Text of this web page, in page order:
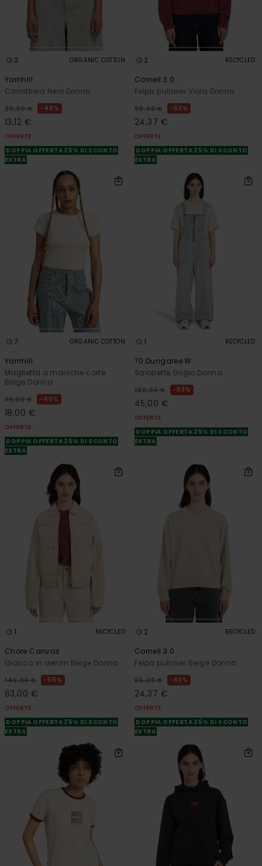
3 ORGANIC COTTON
Yarnhill
Canottiera Nero Donna
25,00 € 48%
13,12 €
OFFERTE
DOPPIA OFFERTA 25% DI SCONTO
EXTRA
2 RECYCLED
Cornell 3.0
Felpa pullover Viola Donna
65,00 € 63%
24,37 €
OFFERTE
DOPPIA OFFERTA 25% DI SCONTO
EXTRA
7 ORGANIC COTTON
Yarnhill
Maglietta a maniche corte
Beige Donna
30,00 € 40%
18,00 €
OFFERTE
DOPPIA OFFERTA 25% DI SCONTO
EXTRA
1 RECYCLED
70 Dungaree W
Salopette Grigio Donna
120,00 € 63%
45,00 €
OFFERTE
DOPPIA OFFERTA 25% DI SCONTO
EXTRA
1 RECYCLED
Chore Canvas
Giacca in denim Beige Donna
140,00 € 55%
63,00 €
OFFERTE
DOPPIA OFFERTA 25% DI SCONTO
EXTRA
2 RECYCLED
Cornell 3.0
Felpa pullover Beige Donna
65,00 € 63%
24,37 €
OFFERTE
DOPPIA OFFERTA 25% DI SCONTO
EXTRA